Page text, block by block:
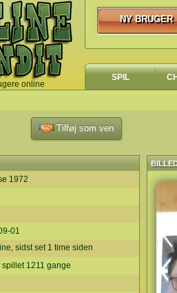
online
NY BRUGER
NY BRUGER
SPIL
Tilføj som ven
1972
01
sidst set 1 time siden
spillet 1211 gange